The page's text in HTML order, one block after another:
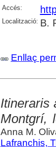
Accés:
Localització: B.
Enllaç
Itineraris
Montgrí,
Anna M.
Lafranchis,